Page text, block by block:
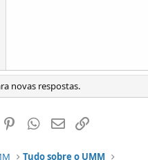
novas respostas.
Twitter PinterestWhatsapp
Email
Tudo sobre o UMM